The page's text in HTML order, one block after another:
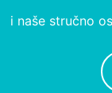
i naše stručno